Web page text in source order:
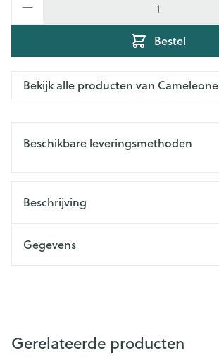
Bestel
Bekijk alle producten van Cameleone
Beschikbare leveringsmethoden
Beschrijving
Gegevens
Gerelateerde producten